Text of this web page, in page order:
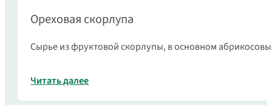
Ореховая скорлупа
Сырье из фруктовой скорлупы, в основном
Читать далее